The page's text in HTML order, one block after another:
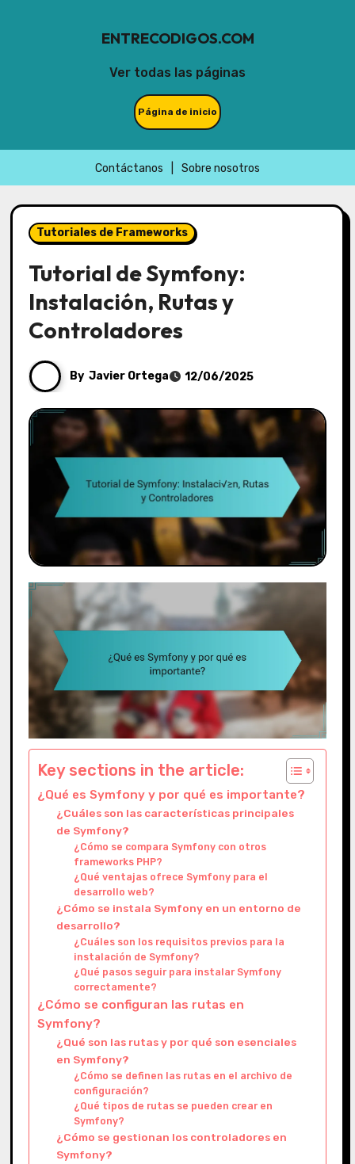
Ver todas las páginas
ENTRECODIGOS.COM
Página de inicio
Contáctanos Sobre nosotros
to
contentTutoriales de Frameworks
Tutorial de Symfony:
Instalación, Rutas y
Controladores
By Javier Ortega 12/06/2025
Key sections in the article:
¿Qué es Symfony y por qué es importante?
¿Cuáles son las características principales
de Symfony?
¿Cómo se compara Symfony con otros
frameworks PHP?
¿Qué ventajas ofrece Symfony para el
desarrollo web?
¿Cómo se instala Symfony en un entorno de
desarrollo?
¿Cuáles son los requisitos previos para la
instalación de Symfony?
¿Qué pasos seguir para instalar Symfony
correctamente?
¿Cómo se configuran las rutas en
Symfony?
¿Qué son las rutas y por qué son esenciales
en Symfony?
¿Cómo se definen las rutas en el archivo de
configuración?
¿Qué tipos de rutas se pueden crear en
Symfony?
¿Cómo se gestionan los controladores en
Symfony?